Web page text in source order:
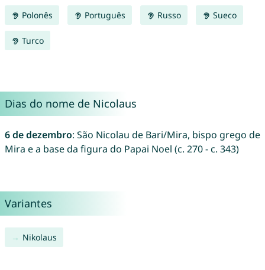
Polonês Português Russo Sueco
Turco
Dias do nome de Nicolaus
6 de dezembro: São Nicolau de Bari/Mira, bispo grego de
Mira e a base da figura do Papai Noel (c. 270 - c. 343)
Variantes
Nikolaus